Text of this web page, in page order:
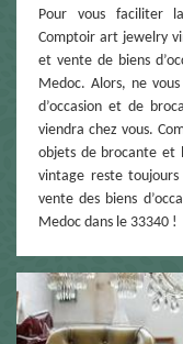
Pour vous faciliter
Comptoir art jewelry
et vente de biens
Medoc. Alors, ne
d’occasion et de
viendra chez vous.
objets de brocante et
vintage reste
vente des biens
Medoc dans le 33340 !